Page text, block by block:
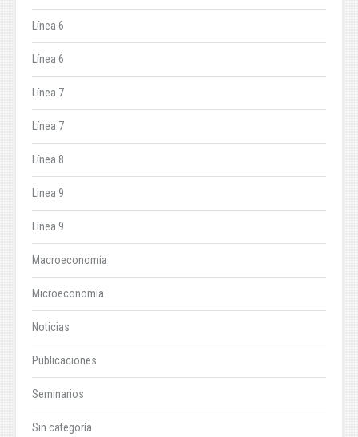
Línea 6
Línea 6
Línea 7
Línea 7
Línea 8
Linea 9
Línea 9
Macroeconomía
Microeconomía
Noticias
Publicaciones
Seminarios
Sin categoría